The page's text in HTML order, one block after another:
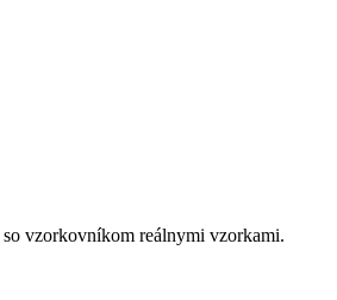
vzorkovníkom reálnymi vzorkami.